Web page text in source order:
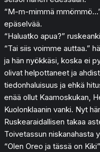
“M-m-mimmä
epäselvää.
“Haluatko apua?”
“Tai siis voimme auttaa.”
ja hän nyökkäsi, koska ei
olivat helpottaneet ja
tiedonhaluisuus ja ehkä
enää ollut Kaamoskukan,
Kuolonklaanin vanki. Nyt
Ruskearaidallisen takaa
Toivetassun niskanahasta
“Olen Oreo ja tässä on